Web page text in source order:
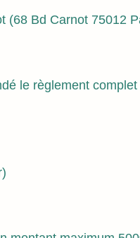
(68 Bd Carnot 75012
le règlement